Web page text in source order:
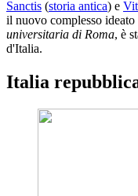
Sanctis (storia antica) e
il nuovo complesso
universitaria di Roma, è
d'Italia.
Italia